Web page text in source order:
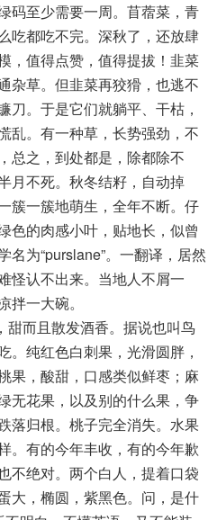
码至少需要一周。苜蓿菜，青
吃都吃不完。深秋了，还放肆
，值得点赞，值得提拔！韭菜
杂草。但韭菜再狡猾，也逃不
。于是它们就躺平、干枯，
乱。有一种草，长势强劲，不
总之，到处都是，除都除不
月不死。秋冬结籽，自动掉
簇一簇地萌生，全年不断。仔
色的肉感小叶，贴地长，似曾
名为“purslane”。一翻译，居然
怪认不出来。当地人不屑一
一大碗。
而且散发酒香。据说也叫鸟
。纯红色白刺果，光滑圆胖，
果，酸甜，口感类似鲜枣；麻
无花果，以及别的什么果，争
落归根。桃子完全消失。水果
。有的今年丰收，有的今年歉
不绝对。两个白人，提着口袋
大，椭圆，紫黑色。问，是什